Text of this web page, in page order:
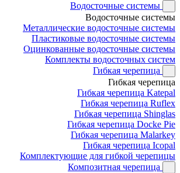
Водосточные системы
Водосточные системы
Металлические водосточные системы
Пластиковые водосточные системы
Оцинкованные водосточные системы
Комплекты водосточных систем
Гибкая черепица
Гибкая черепица
Гибкая черепица Katepal
Гибкая черепица Ruflex
Гибкая черепица Shinglas
Гибкая черепица Docke Pie
Гибкая черепица Malarkey
Гибкая черепица Icopal
Комплектующие для гибкой черепицы
Композитная черепица